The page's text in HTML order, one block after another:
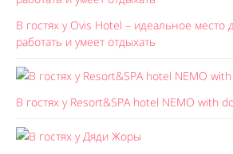
В гостях у Ovis Hotel – идеальное место
работать и умеет отдыхать
В гостях у Resort&SPA hotel NEMO with